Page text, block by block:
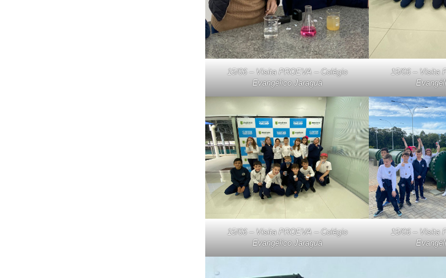
15/06 – Visita PROEVA – Colégio
Evangélico Jaraguá
15/06 – Visita
15/06 – Visita PROEVA – Colégio
Evangélico Jaraguá
15/06 – Visita